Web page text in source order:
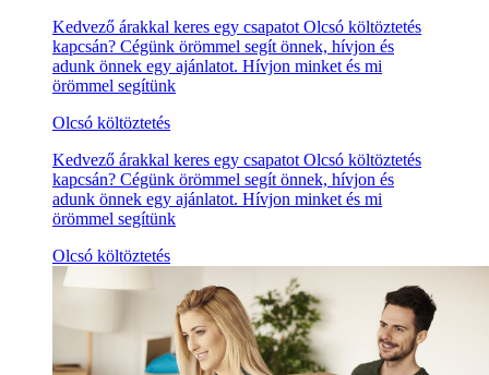
Kedvező árakkal keres egy csapatot Olcsó költöztetés
kapcsán? Cégünk örömmel segít önnek, hívjon és
adunk önnek egy ajánlatot. Hívjon minket és mi
örömmel segítünk
Olcsó költöztetés
Kedvező árakkal keres egy csapatot Olcsó költöztetés
kapcsán? Cégünk örömmel segít önnek, hívjon és
adunk önnek egy ajánlatot. Hívjon minket és mi
örömmel segítünk
Olcsó költöztetés